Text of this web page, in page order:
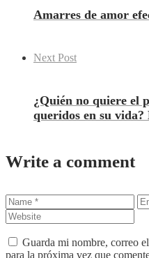
Amarres de amor
Next Post
¿Quién no quiere el
queridos en su
Write a comment
Guarda mi nombre, correo
para la próxima vez que